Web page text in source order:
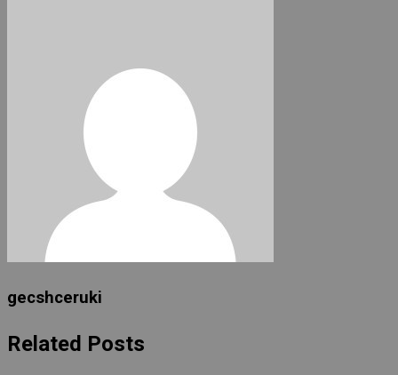
gecshceruki
Related Posts